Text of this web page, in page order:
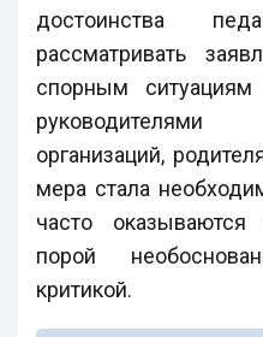
достоинства
рассматривать
спорным
организаций,
мера стала
часто
порой
критикой.